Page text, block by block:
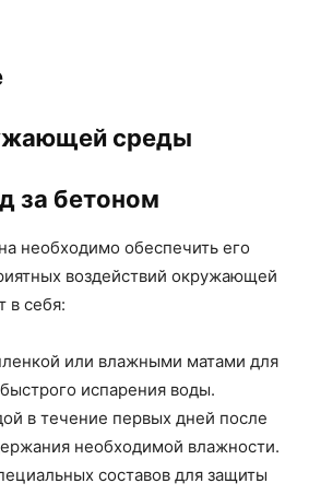
среды
за бетоном
необходимо обеспечить его
воздействий окружающей
в себя:
или влажными матами для
испарения воды.
в течение первых дней после
необходимой влажности.
составов для защиты